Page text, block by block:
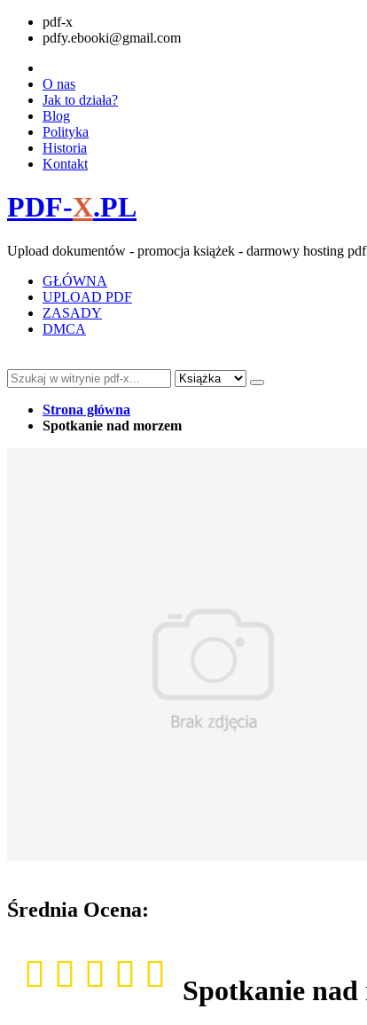
pdf-x
pdfy.ebooki@gmail.com
O nas
Jak to działa?
Blog
Polityka
Historia
Kontakt
PDF-X.PL
Upload dokumentów - promocja książek - darmowy hosting
GŁÓWNA
UPLOAD PDF
ZASADY
DMCA
Strona główna
Spotkanie nad morzem
Średnia Ocena:
Spotkanie nad